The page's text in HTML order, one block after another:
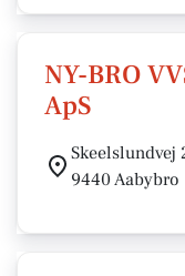
NY-BRO
ApS
Skeelslundvej
9440 Aabybro